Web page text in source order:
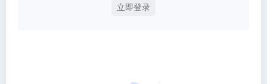
立即登录